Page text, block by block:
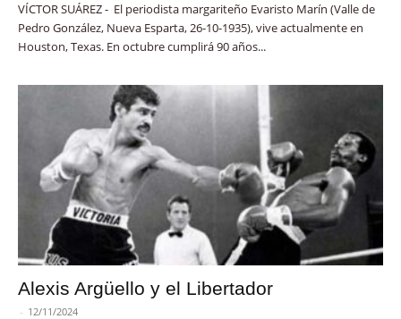
VÍCTOR SUÁREZ - El periodista margariteño Evaristo Marín (Valle de
Pedro González, Nueva Esparta, 26-10-1935), vive actualmente en
Houston, Texas. En octubre cumplirá 90 años...
Alexis Argüello y el Libertador
- 12/11/2024